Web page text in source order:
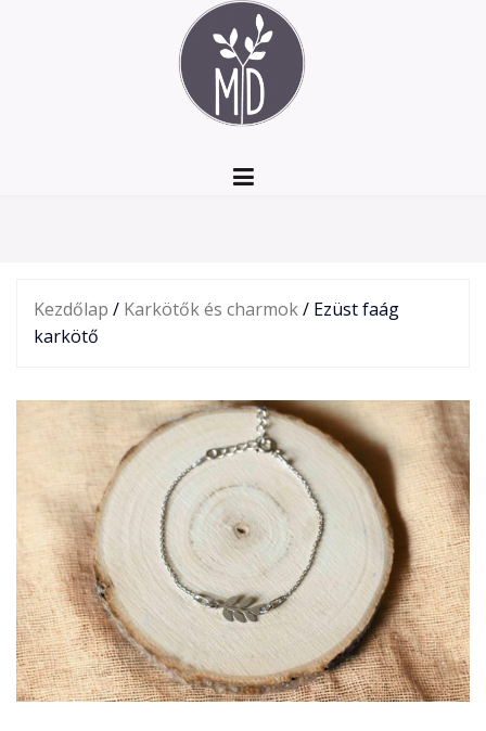
Kezdőlap / Karkötők és charmok/ Ezüst faág
karkötő